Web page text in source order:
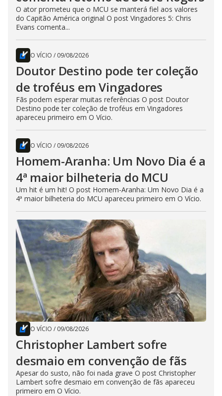
O ator prometeu que o MCU se manterá fiel aos valores
do Capitão América original O post Vingadores 5: Chris
Evans comenta...
O VÍCIO / 09/08/2026
Doutor Destino pode ter coleção
de troféus em Vingadores
Fãs podem esperar muitas referências O post Doutor
Destino pode ter coleção de troféus em Vingadores
apareceu primeiro em O Vício.
O VÍCIO / 09/08/2026
Homem-Aranha: Um Novo Dia é a
4ª maior bilheteria do MCU
Um hit é um hit! O post Homem-Aranha: Um Novo Dia é a
4ª maior bilheteria do MCU apareceu primeiro em O Vício.
O VÍCIO / 09/08/2026
Christopher Lambert sofre
desmaio em convenção de fãs
Apesar do susto, não foi nada grave O post Christopher
Lambert sofre desmaio em convenção de fãs apareceu
primeiro em O Vício.